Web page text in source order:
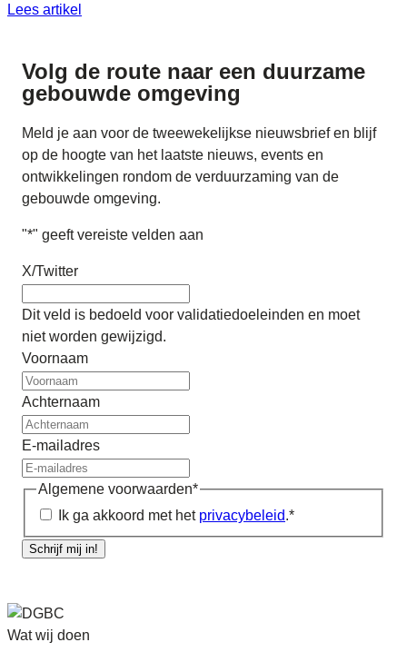
Lees artikel
Volg de route naar een duurzame
gebouwde omgeving
Meld je aan voor de tweewekelijkse nieuwsbrief en blijf
op de hoogte van het laatste nieuws, events en
ontwikkelingen rondom de verduurzaming van de
gebouwde omgeving.
"*" geeft vereiste velden aan
X/Twitter
Dit veld is bedoeld voor validatiedoeleinden en moet
niet worden gewijzigd.
Voornaam
Achternaam
E-mailadres
Algemene voorwaarden*
Ik ga akkoord met het privacybeleid.*
Schrijf mij in!
Wat wij doen